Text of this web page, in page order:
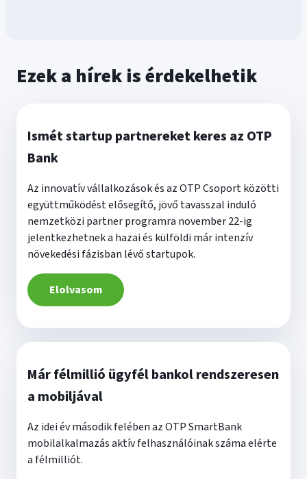
Ezek a hírek is érdekelhetik
Ismét startup partnereket keres az OTP
Bank
Az innovatív vállalkozások és az OTP Csoport közötti
együttműködést elősegítő, jövő tavasszal induló
nemzetközi partner programra november 22-ig
jelentkezhetnek a hazai és külföldi már intenzív
növekedési fázisban lévő startupok.
Elolvasom
Már félmillió ügyfél bankol rendszeresen
a mobiljával
Az idei év második felében az OTP SmartBank
mobilalkalmazás aktív felhasználóinak száma elérte
a félmilliót.